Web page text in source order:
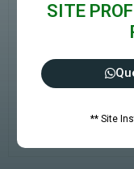
SITE
** Site